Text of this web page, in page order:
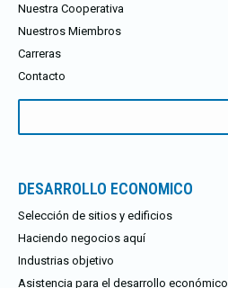
Nuestra Cooperativa
Nuestros Miembros
Carreras
Contacto
DESARROLLO ECONOMICO
Selección de sitios y edificios
Haciendo negocios aquí
Industrias objetivo
Asistencia para el desarrollo económico